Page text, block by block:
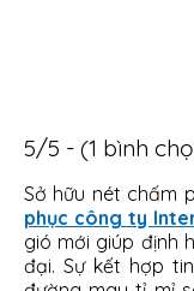
5/5 - (1 bình
Sở hữu nét chấm
phục công ty
gió mới giúp định
đại. Sự kết hợp